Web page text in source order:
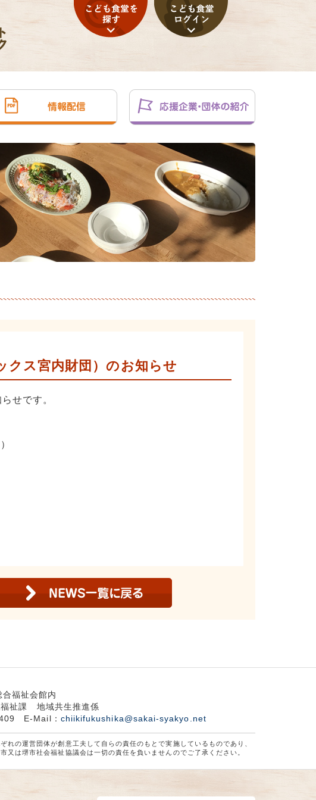
クス宮内財団）のお知らせ
せです。
福祉会館内
祉課 地域共生推進係
E-Mail： chiikifukushika@sakai-syakyo.net
の運営団体が創意工夫して自らの責任のもとで実施しているものであり、
は堺市社会福祉協議会は一切の責任を負いませんのでご了承ください。